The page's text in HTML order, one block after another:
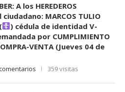
A los HEREDEROS
ciudadano: MARCOS TULIO
) cédula de identidad V-
por CUMPLIMIENTO
VENTA (Jueves 04 de
359 visitas